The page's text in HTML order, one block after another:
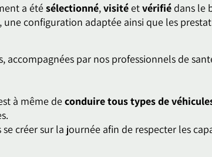
a étésélectionné,visitéetvérifié dans le
configuration adaptée ainsi que les
accompagnées par nos professionnels de
à même deconduire tous types de
créer sur la journée afin de respecter les